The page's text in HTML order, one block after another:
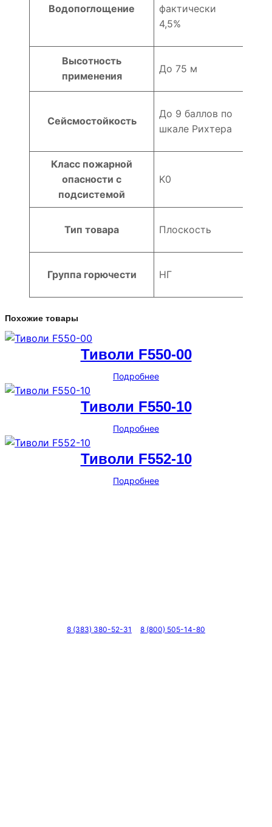
Водопоглощение
фактически
4,5%
Высотность
применения
До 75 м
Сейсмостойкость
До 9 баллов по
шкале Рихтера
Класс пожарной
опасности с
подсистемой
K0
Тип товара Плоскость
Группа горючести НГ
Похожие товары
Тиволи F550-00
Подробнее
Тиволи F550-10
Подробнее
Тиволи F552-10
Подробнее
8 (383) 380-52-31 8 (800) 505-14-80